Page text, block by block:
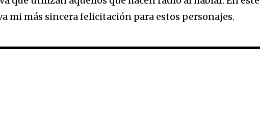
mi más sincera felicitación para estos personajes.